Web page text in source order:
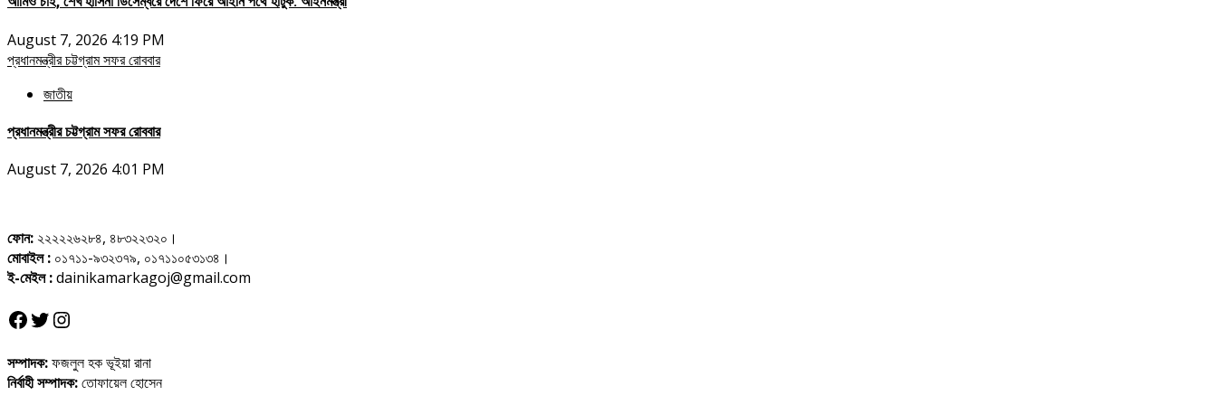
August 7, 2026 4:19 PM
প্রধানমন্ত্রীর চট্টগ্রাম সফর রোববার
জাতীয়
প্রধানমন্ত্রীর চট্টগ্রাম সফর রোববার
August 7, 2026 4:01 PM
ফোন: ২২২২২৬২৮৪, ৪৮৩২২৩২০।
মোবাইল : ০১৭১১-৯৩২৩৭৯, ০১৭১১০৫৩১৩৪।
ই-মেইল :dainikamarkagoj@gmail.com
Facebook
Twitter
Instagram
সম্পাদক:ফজলুল হক ভূইয়া রানা
নির্বাহী সম্পাদক:তোফায়েল হোসেন